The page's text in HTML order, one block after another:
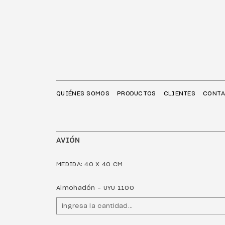
QUIÉNES SOMOS PRODUCTOS CLIENTES
AVIÓN
MEDIDA: 40 X 40 CM
Almohadón - UYU 1100